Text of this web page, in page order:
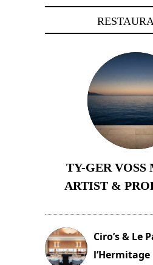
TY-GER VOSS
ARTIST &
Ciro’s & Le